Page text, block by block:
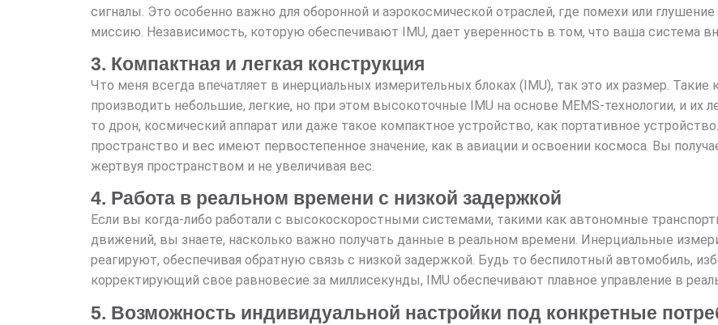
сигналы. Это особенно важно для оборонной и аэрокосмической отраслей, где помехи или
миссию. Независимость, которую обеспечивают IMU, дает уверенность в том, что ваша система
3. Компактная и легкая конструкция
Что меня всегда впечатляет в инерциальных измерительных блоках (IMU), так это их размер. Такие
производить небольшие, легкие, но при этом высокоточные IMU на основе MEMS-технологии, и их
то дрон, космический аппарат или даже такое компактное устройство, как портативное
пространство и вес имеют первостепенное значение, как в авиации и освоении космоса. Вы
жертвуя пространством и не увеличивая вес.
4. Работа в реальном времени с низкой задержкой
Если вы когда-либо работали с высокоскоростными системами, такими как автономные
движений, вы знаете, насколько важно получать данные в реальном времени. Инерциальные
реагируют, обеспечивая обратную связь с низкой задержкой. Будь то беспилотный автомобиль,
корректирующий свое равновесие за миллисекунды, IMU обеспечивают плавное управление в
5. Возможность индивидуальной настройки под конкретные